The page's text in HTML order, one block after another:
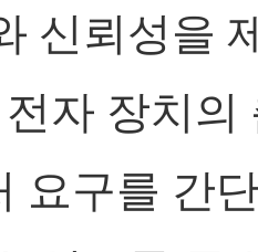
신뢰성을
자 장치의
요구를 간